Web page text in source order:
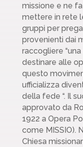
missione e ne
mettere in rete
gruppi per
provenienti dai
raccogliere
destinare alle
questo
ufficializza
della fede “. Il
approvato da
1922 a Opera
come MISSIO).
Chiesa